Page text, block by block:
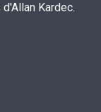
Kardec.